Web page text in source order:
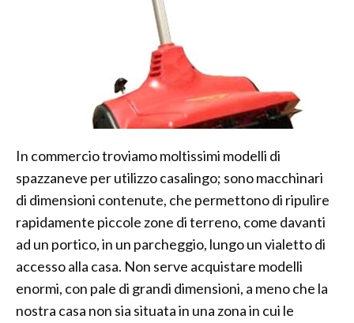
In commercio troviamo moltissimi modelli di
spazzaneve per utilizzo casalingo; sono macchinari
di dimensioni contenute, che permettono di ripulire
rapidamente piccole zone di terreno, come davanti
ad un portico, in un parcheggio, lungo un vialetto di
accesso alla casa. Non serve acquistare modelli
enormi, con pale di grandi dimensioni, a meno che la
nostra casa non sia situata in una zona in cui le